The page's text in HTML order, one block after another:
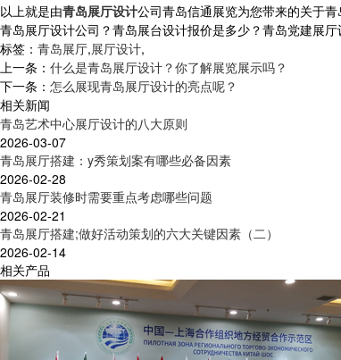
以上就是由青岛展厅设计公司青岛信通展览为您带来的关于
青岛展厅设计公司？青岛展台设计报价是多少？青岛党建展
标签： 青岛展厅,展厅设计,
上一条： 什么是青岛展厅设计？你了解展览展示吗？
下一条： 怎么展现青岛展厅设计的亮点呢？
相关新闻
青岛艺术中心展厅设计的八大原则
2026-03-07
青岛展厅搭建：y秀策划案有哪些必备因素
2026-02-28
青岛展厅装修时需要重点考虑哪些问题
2026-02-21
青岛展厅搭建;做好活动策划的六大关键因素（二）
2026-02-14
相关产品